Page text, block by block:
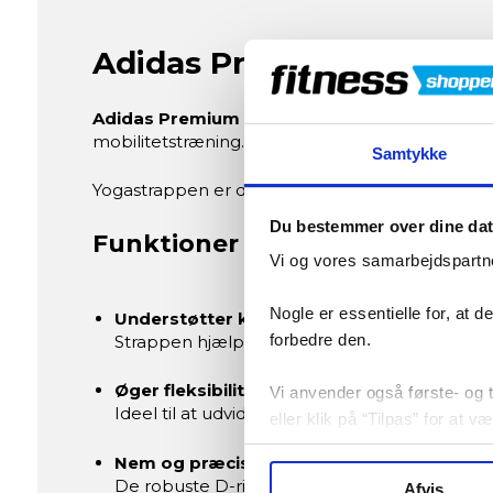
Samtykke
Du bestemmer over dine
Vi og vores
Nogle er essentielle for, at
forbedre den.
Vi anvender også første- og
eller klik på “Tilpas” for at
Afvis
Adidas Premium
Adidas Premium Yogastraper et funktionelt
mobilitetstræning.
Yogastrappen er designet til at støtte dine
Funktioner og fordele
Understøtter korrekt kropsholdning
Strappen hjælper dig med at opnå bedre
Øger fleksibilitet og bevægelighed
Ideel til at udvide dit bevægelsesområde og
Nem og præcis længdejustering
De robuste D-ringe i sort stål gør det let at